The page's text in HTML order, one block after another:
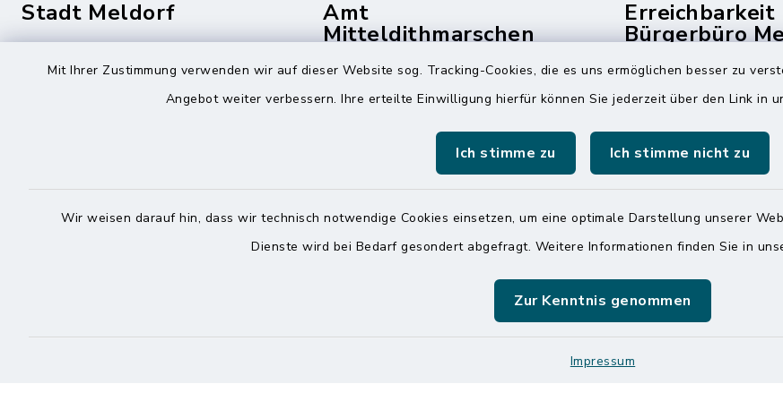
Mit Ihrer Zustimmung verwenden wir auf dieser Website sog. Tracking-Cookies, die es uns ermöglichen besser zu
Angebot weiter verbessern. Ihre erteilte Einwilligung hierfür können Sie jederzeit über den Link in
Ich stimme zu Ich stimme nicht zu
Wir weisen darauf hin, dass wir technisch notwendige Cookies einsetzen, um eine optimale Darstellung unserer
Dienste wird bei Bedarf gesondert abgefragt. Weitere Informationen finden Sie in
Zur Kenntnis genommen
Impressum
Stadt Meldorf Amt
Mitteldithmarschen
Roggenstraße 14
25704 Meldorf
04832 6065-0
04832 6065-215
Erreichbarkeit
Bürgerbüro
Montag und Freitag
7:00 Uhr - 12:00 Uhr
Dienstag und
14:00 Uhr - 18:00 Uhr
Online-
Sie ein dringendes
finden aber online
zeitnahen Termin?
gerne unter der
04832 6065 0 an!